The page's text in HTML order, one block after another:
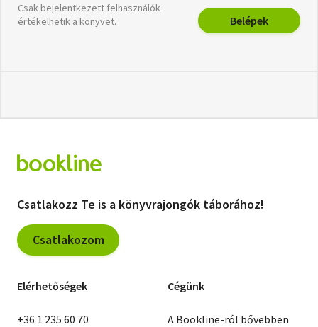
Csak bejelentkezett felhasználók
értékelhetik a könyvet.
Belépek
Csatlakozz Te is a könyvrajongók táborához!
Csatlakozom
Elérhetőségek
+36 1 235 60 70
Cégünk
A Bookline-ról bővebben